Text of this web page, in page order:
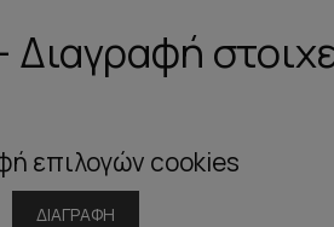
επιλογών cookies
ΔΙΑΓΡΑΦΉ